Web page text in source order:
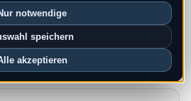
notwendige
speichern
akzeptieren
13:08:34